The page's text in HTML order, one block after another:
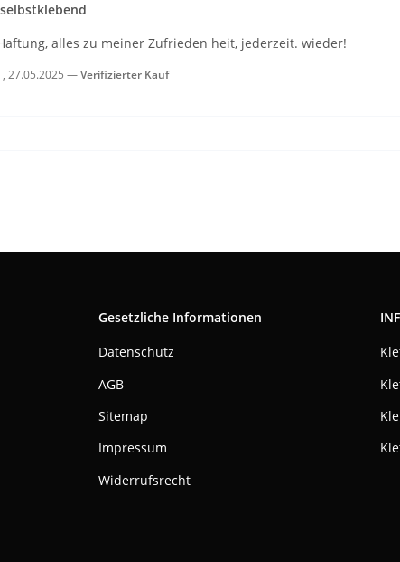
alles zu meiner Zufrieden heit, jederzeit. wieder!
, 27.05.2025 Verifizierter Kauf
Gesetzliche Informationen
Datenschutz
AGB
Sitemap
Impressum
Widerrufsrecht